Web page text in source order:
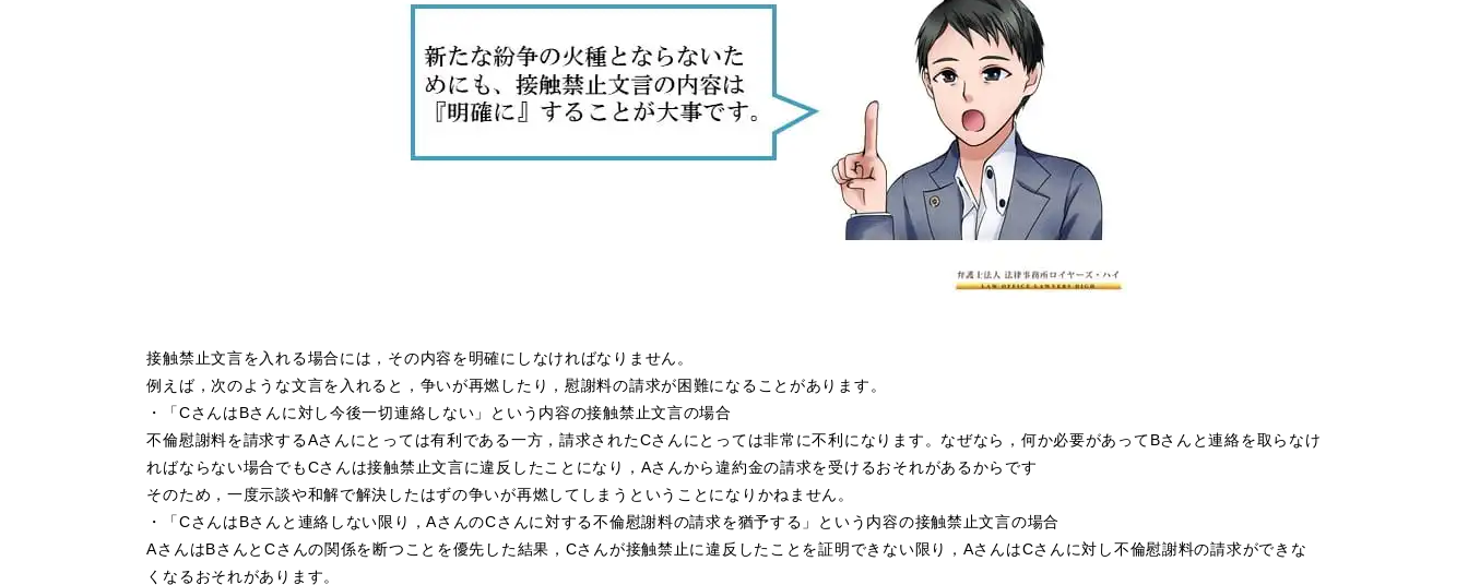
接触禁止文言を入れる場合には，その内容を明確にしなければなりません。
例えば，次のような文言を入れると，争いが再燃したり，慰謝料の請求が困難になることがあります。
・「CさんはBさんに対し今後一切連絡しない」という内容の接触禁止文言の場合
不倫慰謝料を請求するAさんにとっては有利である一方，請求されたCさんにとっては非常に不利になります。なぜなら，何か必要があってBさんと連絡を取らなけ
ればならない場合でもCさんは接触禁止文言に違反したことになり，Aさんから違約金の請求を受けるおそれがあるからです
そのため，一度示談や和解で解決したはずの争いが再燃してしまうということになりかねません。
・「CさんはBさんと連絡しない限り，AさんのCさんに対する不倫慰謝料の請求を猶予する」という内容の接触禁止文言の場合
AさんはBさんとCさんの関係を断つことを優先した結果，Cさんが接触禁止に違反したことを証明できない限り，AさんはCさんに対し不倫慰謝料の請求ができな
くなるおそれがあります。